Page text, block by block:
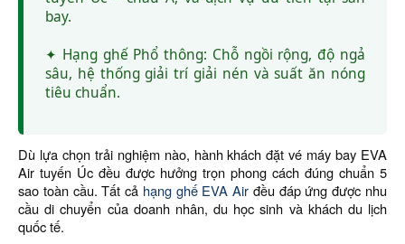
bay.
✦ Hạng ghế Phổ thông: Chỗ ngồi rộng, độ ngả
sâu, hệ thống giải trí giải nén và suất ăn nóng
tiêu chuẩn.
Dù lựa chọn trải nghiệm nào, hành khách đặt vé máy bay EVA
Air tuyến Úc đều được hưởng trọn phong cách đúng chuẩn 5
sao toàn cầu. Tất cả hạng ghế EVA Air đều đáp ứng được nhu
cầu di chuyển của doanh nhân, du học sinh và khách du lịch
quốc tế.